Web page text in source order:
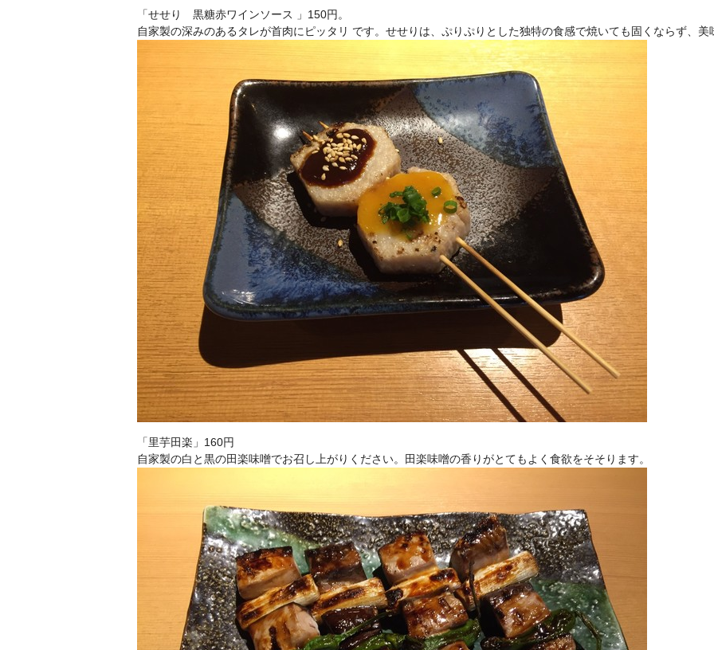
「せせり 黒糖赤ワインソース 」150円。
自家製の深みのあるタレが首肉にピッタリ です。せせりは、ぷりぷりとした独特の食感で焼いても固くならず、美
「里芋田楽」160円
自家製の白と黒の田楽味噌でお召し上がりください。田楽味噌の香りがとてもよく食欲をそそります。